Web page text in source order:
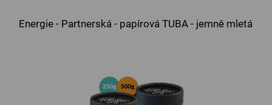
Energie - Partnerská - papírová TUBA - jemně mletá